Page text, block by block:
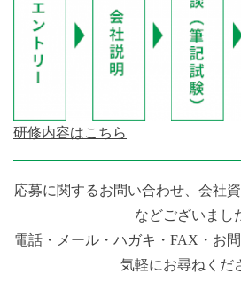
研修内容はこちら
応募に関するお問い合わせ、会社
などございまし
電話・メール・ハガキ・FAX・お
気軽にお尋ねくだ